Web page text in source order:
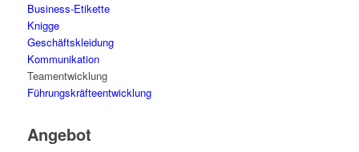
Business-Etikette
Knigge
Geschäftskleidung
Kommunikation
Teamentwicklung
Führungskräfteentwicklung
Angebot